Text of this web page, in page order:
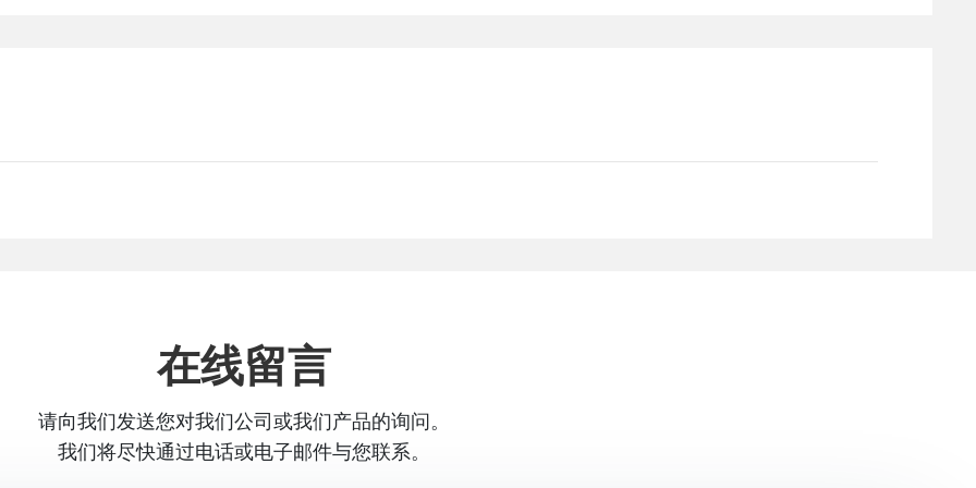
在线留言
请向我们发送您对我们公司或我们产品的询问。
我们将尽快通过电话或电子邮件与您联系。